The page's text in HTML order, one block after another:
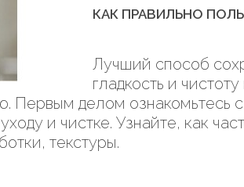
КАК ПРАВИЛЬНО
Лучший способ
гладкость и
Первым делом ознакомьтесь
и чистке. Узнайте, как
текстуры.